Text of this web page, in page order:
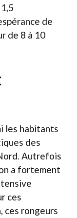
de
de 8 à 10
les habitants
des
Autrefois
a fortement
ces
ces rongeurs